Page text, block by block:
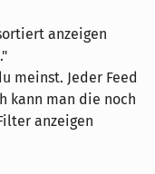
anzeigen
meinst. Jeder Feed
kann man die noch
anzeigen